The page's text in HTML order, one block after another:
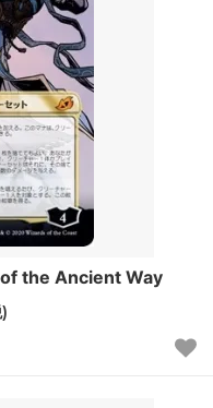
the Ancient Way